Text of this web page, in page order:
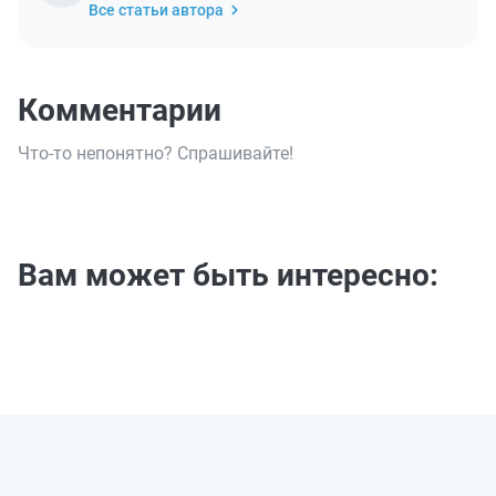
Все статьи автора
Комментарии
Что-то непонятно? Спрашивайте!
Вам может быть интересно: